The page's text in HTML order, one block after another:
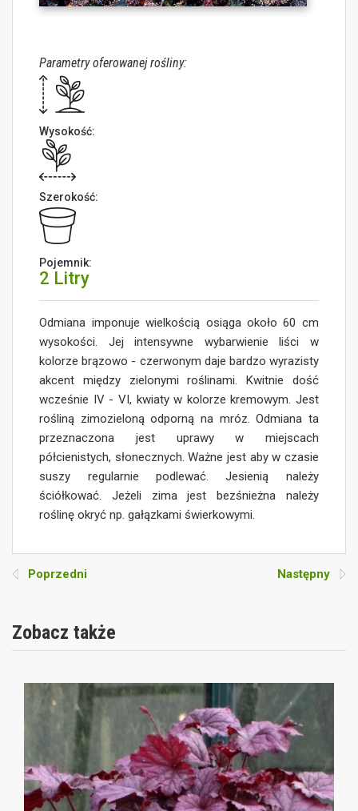
Parametry oferowanej rośliny:
Wysokość:
Szerokość:
Pojemnik:
2 Litry
Odmiana imponuje wielkością osiąga około 60 cm
wysokości. Jej intensywne wybarwienie liści w
kolorze brązowo - czerwonym daje bardzo wyrazisty
akcent między zielonymi roślinami. Kwitnie dość
wcześnie IV - VI, kwiaty w kolorze kremowym. Jest
rośliną zimozieloną odporną na mróz. Odmiana ta
przeznaczona jest uprawy w miejscach
półcienistych, słonecznych. Ważne jest aby w czasie
suszy regularnie podlewać. Jesienią należy
ściółkować. Jeżeli zima jest bezśnieżna należy
roślinę okryć np. gałązkami świerkowymi.
Poprzedni Następny
Zobacz także